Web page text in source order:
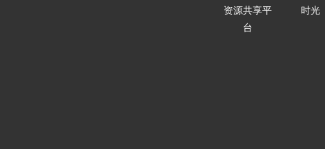
资源共享平
台
时光